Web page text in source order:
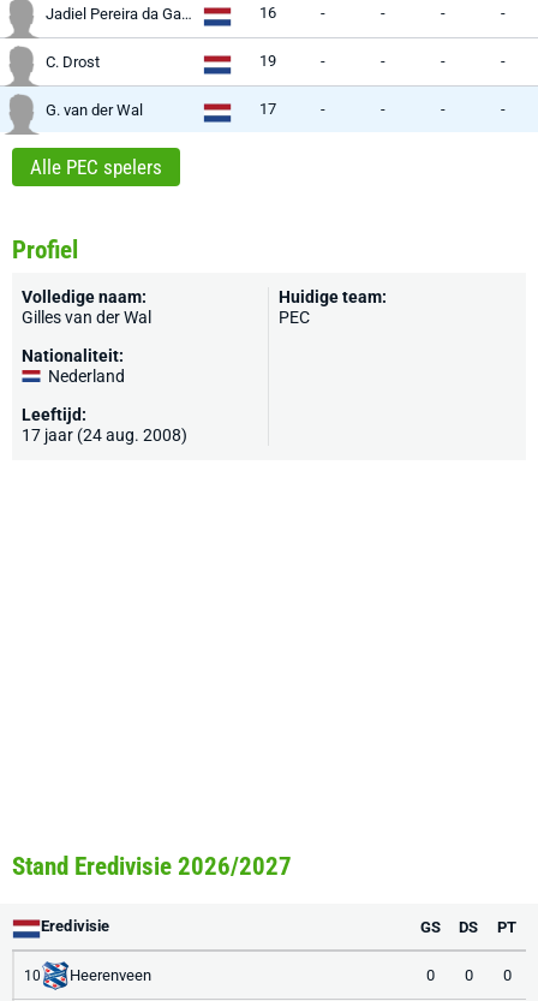
Jadiel Pereira da Gama 16 - - - -
C. Drost 19 - - - -
G. van der Wal 17 - - - -
Alle PEC spelers
Profiel
Volledige naam:
Gilles van der Wal
Nationaliteit:
Nederland
Leeftijd:
17 jaar (24 aug. 2008)
Huidige team:
PEC
Stand Eredivisie 2026/2027
Eredivisie GS DS PT
10 Heerenveen 0 0 0